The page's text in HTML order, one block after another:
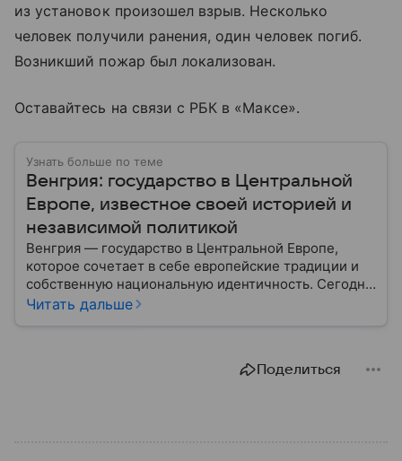
из установок произошел взрыв. Несколько
человек получили ранения, один человек погиб.
Возникший пожар был локализован.
Оставайтесь на связи с РБК в «Максе».
Узнать больше по теме
Венгрия: государство в Центральной
Европе, известное своей историей и
независимой политикой
Венгрия — государство в Центральной Европе,
которое сочетает в себе европейские традиции и
собственную национальную идентичность. Сегодня
страна играет заметную роль в политике ЕС, а ее
Читать дальше
Поделиться